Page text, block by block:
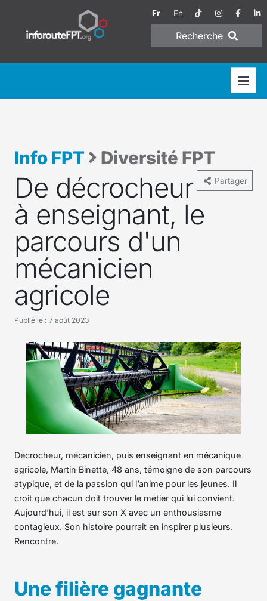
Fr En
Recherche
Info FPT Diversité FPT
Partager
De décrocheur
à enseignant, le
parcours d'un
mécanicien
agricole
Publié le : 7 août 2023
Décrocheur, mécanicien, puis enseignant en mécanique
agricole, Martin Binette, 48 ans, témoigne de son parcours
atypique, et de la passion qui l’anime pour les jeunes. Il
croit que chacun doit trouver le métier qui lui convient.
Aujourd’hui, il est sur son X avec un enthousiasme
contagieux. Son histoire pourrait en inspirer plusieurs.
Rencontre.
Une filière gagnante